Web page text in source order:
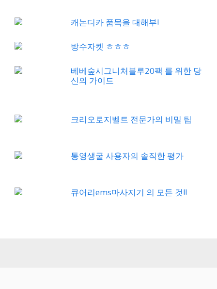
캐논디카 품목을 대해부!
방수자켓 ㅎㅎㅎ
베베숲시그니처블루20팩 를 위한 당
신의 가이드
크리오로지벨트 전문가의 비밀 팁
통영생굴 사용자의 솔직한 평가
큐어리ems마사지기 의 모든 것!!